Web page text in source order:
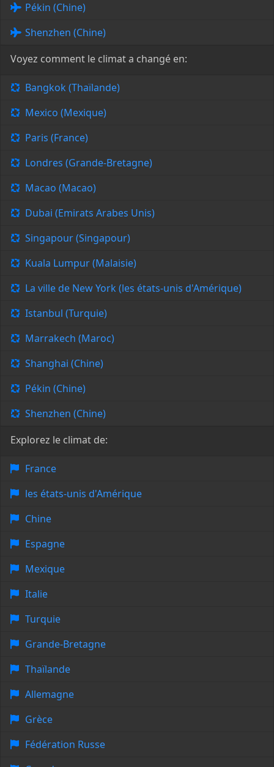
Pékin (Chine)
Shenzhen (Chine)
Voyez comment le climat a changé en:
Bangkok (Thaïlande)
Mexico (Mexique)
Paris (France)
Londres (Grande-Bretagne)
Macao (Macao)
Dubai (Emirats Arabes Unis)
Singapour (Singapour)
Kuala Lumpur (Malaisie)
La ville de New York (les états-unis d'Amérique)
Istanbul (Turquie)
Marrakech (Maroc)
Shanghai (Chine)
Pékin (Chine)
Shenzhen (Chine)
Explorez le climat de:
France
les états-unis d'Amérique
Chine
Espagne
Mexique
Italie
Turquie
Grande-Bretagne
Thaïlande
Allemagne
Grèce
Fédération Russe